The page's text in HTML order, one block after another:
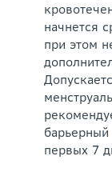
начнется
при этом
первых 7